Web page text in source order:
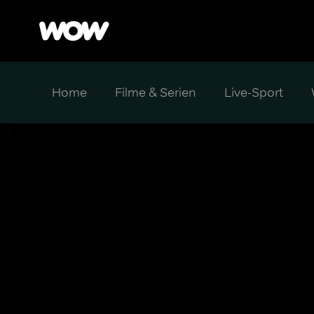
Home Filme & Serien Live-Sport